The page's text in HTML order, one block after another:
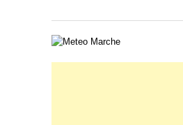
Carta meteorologica delle Marche